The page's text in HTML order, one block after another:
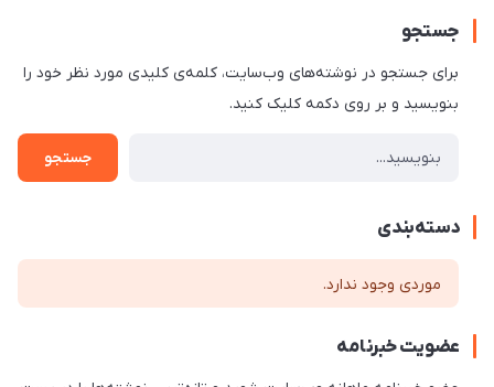
جستجو
برای جستجو در نوشته‌های وب‌سایت، کلمه‌ی کلیدی مورد نظر خود را
بنویسید و بر روی دکمه کلیک کنید.
جستجو
دسته‌بندی
موردی وجود ندارد.
عضویت خبرنامه